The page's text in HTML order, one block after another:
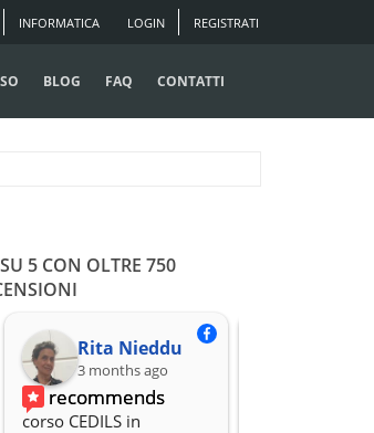
LOGIN REGISTRATI
INFORMATICA
BLOG FAQ CONTATTI
5 CON OLTRE 750
Rita Nieddu
3 months ago
recommends
corso CEDILS in